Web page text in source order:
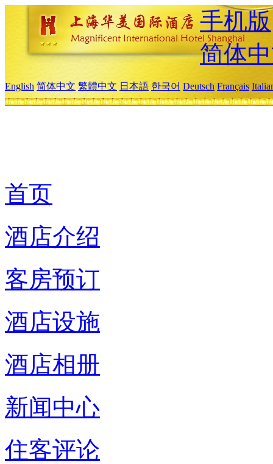
手机版
简体
English 简体中文 繁體中文 日本語 한국어 Deutsch Français
首页
酒店介绍
客房预订
酒店设施
酒店相册
新闻中心
住客评论